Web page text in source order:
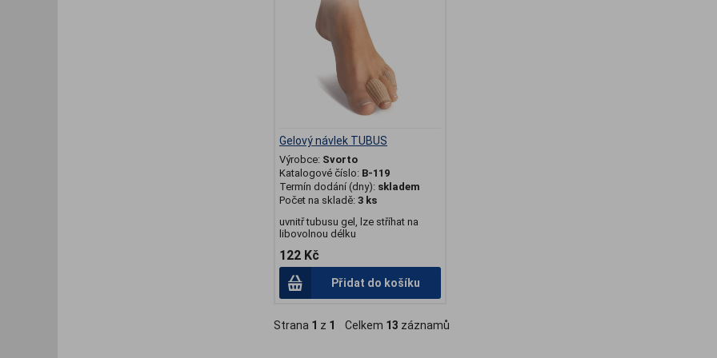
Gelový návlek TUBUS
Výrobce: Svorto
Katalogové číslo: B-119
Termín dodání (dny): skladem
Počet na skladě: 3 ks
uvnitř tubusu gel, lze stříhat na
libovolnou délku
122 Kč
Přidat do košíku
Strana 1 z 1 Celkem 13 záznamů